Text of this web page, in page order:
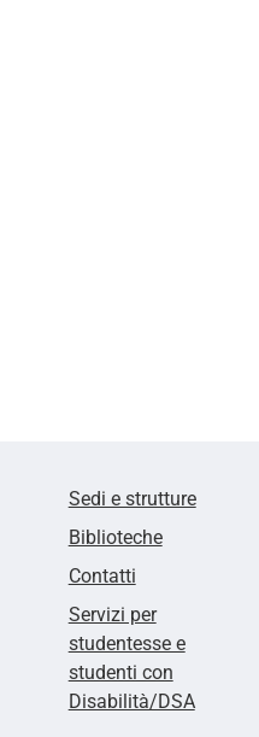
Sedi e strutture
Biblioteche
Contatti
Servizi per
studentesse e
studenti con
Disabilità/DSA